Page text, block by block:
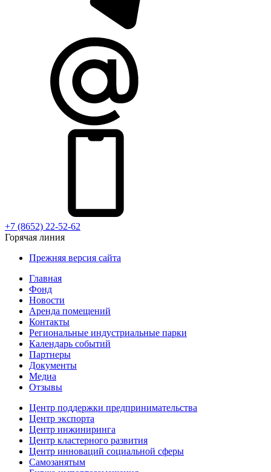
+7 (8652) 22-52-62
Горячая линия
Прежняя версия сайта
Главная
Фонд
Новости
Аренда помещений
Контакты
Региональные индустриальные парки
Календарь событий
Партнеры
Документы
Медиа
Отзывы
Центр поддержки предпринимательства
Центр экспорта
Центр инжиниринга
Центр кластерного развития
Центр инноваций социальной сферы
Cамозанятым